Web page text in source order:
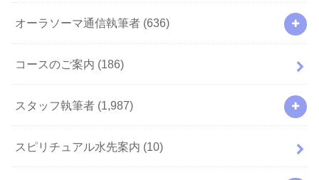
オーラソーマ通信執筆者 (636)
コースのご案内 (186)
スタッフ執筆者 (1,987)
スピリチュアル水先案内 (10)